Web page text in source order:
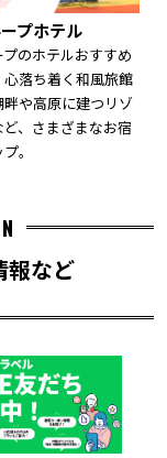
プホテル
のホテルおすすめ
落ち着く和風旅館
や高原に建つリゾ
、さまざまなお宿
。
報など